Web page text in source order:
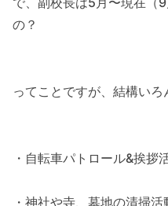
の？
ってことですが、結構いろ
・自転車パトロール&挨拶
・神社や寺、墓地の清掃